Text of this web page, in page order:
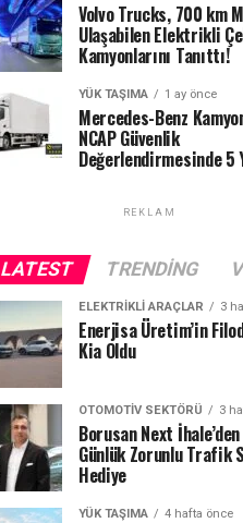
Volvo Trucks, 700 km
Ulaşabilen Elektrikli
Kamyonlarını Tanıttı!
YÜK TAŞIMA 1 ay önce
Mercedes-Benz
NCAP Güvenlik
Değerlendirmesinde 5
REKLAM
LATEST TRENDING
ELEKTRIKLI ARAÇLAR 3
Enerjisa Üretim’in
Kia Oldu
OTOMOTIV SEKTÖRÜ 3
Borusan Next
Günlük Zorunlu Trafik
Hediye
YÜK TAŞIMA 4 hafta önce